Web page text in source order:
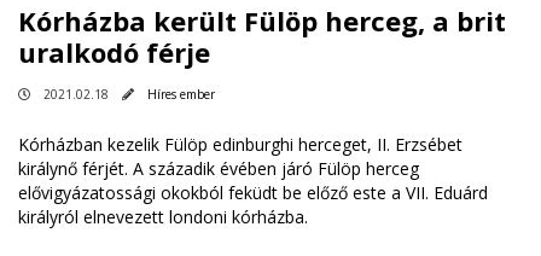
Kórházba került Fülöp herceg, a brit
uralkodó férje
2021.02.18 Híres ember
Kórházban kezelik Fülöp edinburghi herceget, II. Erzsébet
királynő férjét. A századik évében járó Fülöp herceg
elővigyázatossági okokból feküdt be előző este a VII. Eduárd
királyról elnevezett londoni kórházba.